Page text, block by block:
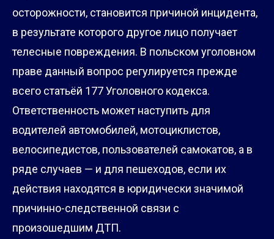
осторожности, становится причиной инцидента,
в результате которого другое лицо получает
телесные повреждения. В польском уголовном
праве данный вопрос регулируется прежде
всего статьёй 177 Уголовного кодекса.
Ответственность может наступить для
водителей автомобилей, мотоциклистов,
велосипедистов, пользователей самокатов, а в
ряде случаев — и для пешеходов, если их
действия находятся в юридически значимой
причинно-следственной связи с
произошедшим ДТП.